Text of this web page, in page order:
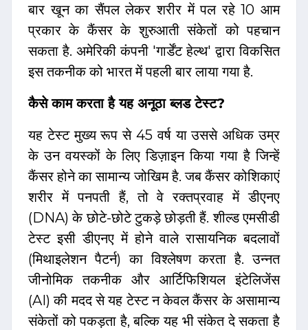
बार खून का सैंपल लेकर शरीर में पल रहे 10 आम
प्रकार के कैंसर के शुरुआती संकेतों को पहचान
सकता है. अमेरिकी कंपनी 'गार्डेंट हेल्थ' द्वारा विकसित
इस तकनीक को भारत में पहली बार लाया गया है.
कैसे काम करता है यह अनूठा ब्लड टेस्ट?
यह टेस्ट मुख्य रूप से 45 वर्ष या उससे अधिक उम्र
के उन वयस्कों के लिए डिज़ाइन किया गया है जिन्हें
कैंसर होने का सामान्य जोखिम है. जब कैंसर कोशिकाएं
शरीर में पनपती हैं, तो वे रक्तप्रवाह में डीएनए
(DNA) के छोटे-छोटे टुकड़े छोड़ती हैं. शील्ड एमसीडी
टेस्ट इसी डीएनए में होने वाले रासायनिक बदलावों
(मिथाइलेशन पैटर्न) का विश्लेषण करता है. उन्नत
जीनोमिक तकनीक और आर्टिफिशियल इंटेलिजेंस
(AI) की मदद से यह टेस्ट न केवल कैंसर के असामान्य
संकेतों को पकड़ता है, बल्कि यह भी संकेत दे सकता है